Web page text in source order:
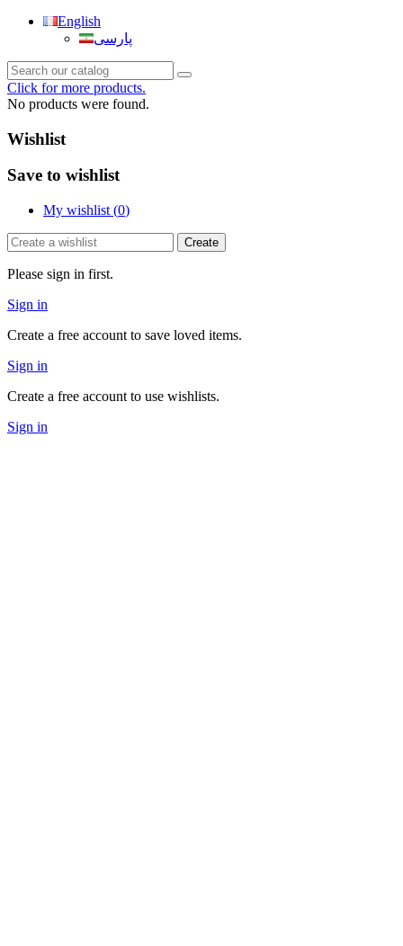
English
پارسی
Click for more products.
No products were found.
Wishlist
Save to wishlist
My wishlist (0)
Create
Please sign in first.
Sign in
Create a free account to save loved items.
Sign in
Create a free account to use wishlists.
Sign in